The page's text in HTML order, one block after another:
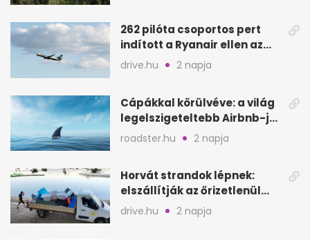
262 pilóta csoportos pert
indított a Ryanair ellen az
Egyesült Királyságban
drive.hu 2 napja
Cápákkal körülvéve: a világ
legelszigeteltebb Airbnb-je
a nyílt tengeren
roadster.hu 2 napja
Horvát strandok lépnek:
elszállítják az őrizetlenül
hagyott törölközőket
drive.hu 2 napja